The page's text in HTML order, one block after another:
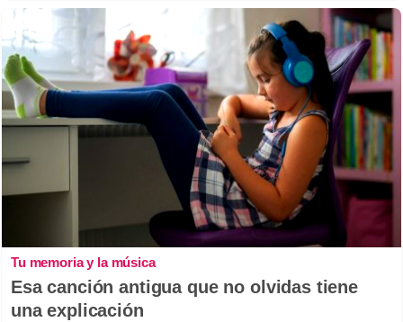
Tu memoria y la música
Esa canción antigua que no olvidas tiene
una explicación